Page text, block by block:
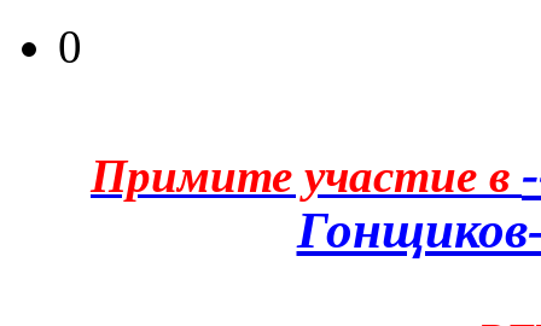
0
Примите участие в